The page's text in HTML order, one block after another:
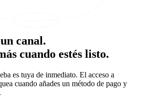
canal.
cuando estés listo.
es tuya de inmediato. El acceso a
cuando añades un método de pago y